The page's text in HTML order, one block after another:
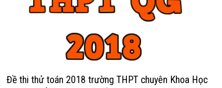
Đề thi thử toán 2018 trường THPT chuyên Khoa Học